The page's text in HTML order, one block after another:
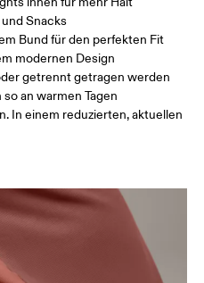
zu sehen
Snacks
Bund für den perfekten Fit
modernen Design
getrennt getragen werden
an warmen Tagen
In einem reduzierten, aktuellen